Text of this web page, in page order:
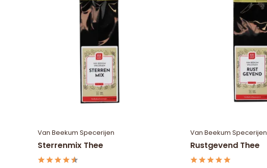
Van Beekum Specerijen
Sterrenmix Thee
Van Beekum Specerijen
Rustgevend Thee